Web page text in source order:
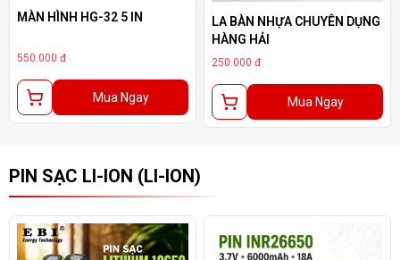
MÀN HÌNH HG-32 5 IN
550.000 đ
Mua Ngay
LA BÀN NHỰA CHUYÊN DỤNG
HÀNG HẢI
250.000 đ
Mua Ngay
PIN SẠC LI-ION (LI-ION)